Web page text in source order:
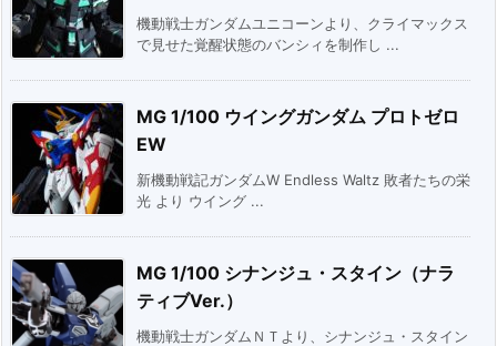
機動戦士ガンダムユニコーンより、クライマックス
で見せた覚醒状態のバンシィを制作し ...
MG 1/100 ウイングガンダム プロトゼロ
EW
新機動戦記ガンダムW Endless Waltz 敗者たちの栄
光 より ウイング ...
MG 1/100 シナンジュ・スタイン（ナラ
ティブVer.）
機動戦士ガンダムＮＴより、シナンジュ・スタイン